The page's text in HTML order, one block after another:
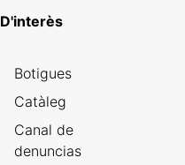
D'interès
Botigues
Catàleg
Canal de
denuncias